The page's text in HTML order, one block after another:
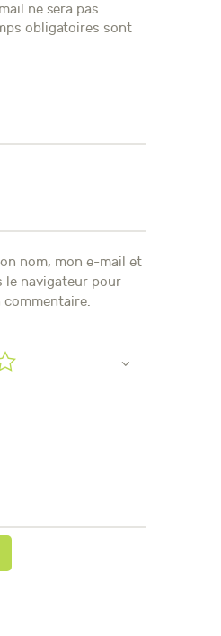
ne sera pas
obligatoires sont
nom, mon e-mail et
le navigateur pour
commentaire.